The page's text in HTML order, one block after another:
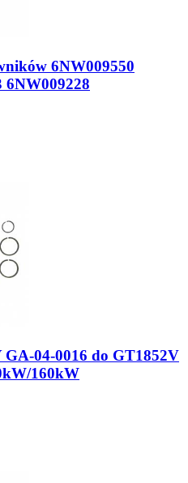
6NW009550
6NW009228
04-0016 do GT1852V
160kW